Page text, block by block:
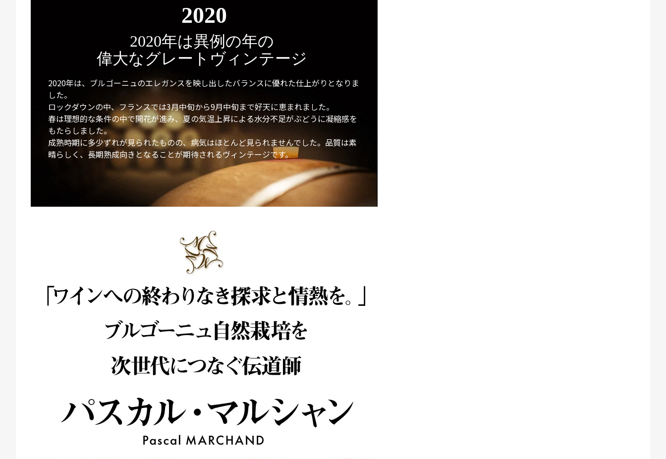
2020
2020年は異例の年の
偉大なグレートヴィンテージ
2020年は、ブルゴーニュのエレガンスを映し出したバランスに優れた仕上がりとなりま
した。
ロックダウンの中、フランスでは3月中旬から9月中旬まで好天に恵まれました。
春は理想的な条件の中で開花が進み、夏の気温上昇による水分不足がぶどうに凝縮感を
もたらしました。
成熟時期に多少ずれが見られたものの、病気はほとんど見られませんでした。品質は素
晴らしく、長期熟成向きとなることが期待されるヴィンテージです。